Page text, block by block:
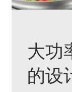
大功
的设